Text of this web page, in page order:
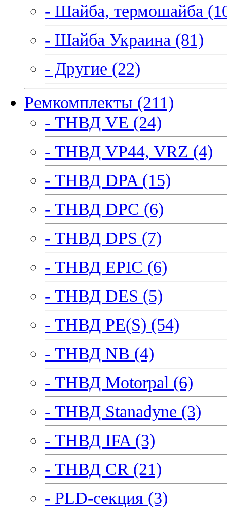
- Шайба, термошайба
- Шайба Украина (81)
- Другие (22)
Ремкомплекты (211)
- ТНВД VE (24)
- ТНВД VP44, VRZ (4)
- ТНВД DPA (15)
- ТНВД DPC (6)
- ТНВД DPS (7)
- ТНВД EPIC (6)
- ТНВД DES (5)
- ТНВД PE(S) (54)
- ТНВД NB (4)
- ТНВД Motorpal (6)
- ТНВД Stanadyne (3)
- ТНВД IFA (3)
- ТНВД CR (21)
- PLD-секция (3)